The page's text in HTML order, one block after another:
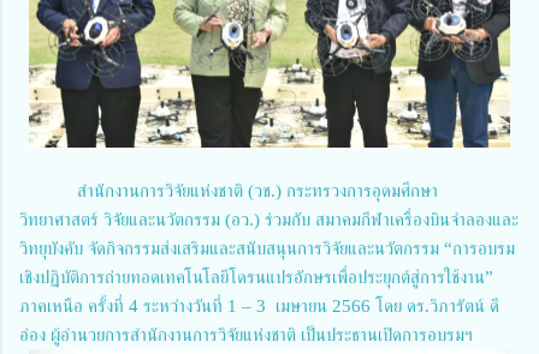
สำนักงานการวิจัยแห่งชาติ (วช.) กระทรวงการอุดมศึกษา
วิทยาศาสตร์ วิจัยและนวัตกรรม (อว.) ร่วมกับ สมาคมกีฬาเครื่องบินจำลองและ
วิทยุบังคับ จัดกิจกรรมส่งเสริมและสนับสนุนการวิจัยและนวัตกรรม “การอบรม
เชิงปฏิบัติการถ่ายทอดเทคโนโลยีโดรนแปรอักษรเพื่อประยุกต์สู่การใช้งาน”
ภาคเหนือ ครั้งที่ 4 ระหว่างวันที่ 1 – 3 เมษายน 2566 โดย ดร.วิภารัตน์ ดี
อ่อง ผู้อำนวยการสำนักงานการวิจัยแห่งชาติ เป็นประธานเปิดการอบรมฯ